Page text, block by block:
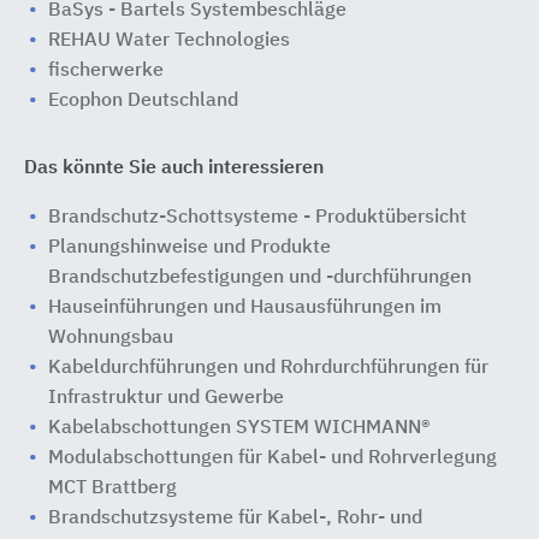
BaSys - Bartels Systembeschläge
REHAU Water Technologies
fischerwerke
Ecophon Deutschland
Das könnte Sie auch interessieren
Brandschutz-Schottsysteme - Produktübersicht
Planungshinweise und Produkte
Brandschutzbefestigungen und -durchführungen
Hauseinführungen und Hausausführungen im
Wohnungsbau
Kabeldurchführungen und Rohrdurchführungen für
Infrastruktur und Gewerbe
Kabelabschottungen SYSTEM WICHMANN®
Modulabschottungen für Kabel- und Rohrverlegung
MCT Brattberg
Brandschutzsysteme für Kabel-, Rohr- und